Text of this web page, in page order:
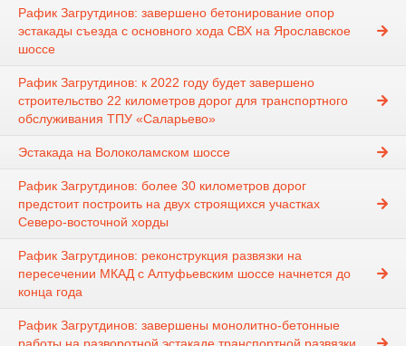
Рафик Загрутдинов: завершено бетонирование опор
эстакады съезда с основного хода СВХ на Ярославское
шоссе
Рафик Загрутдинов: к 2022 году будет завершено
строительство 22 километров дорог для транспортного
обслуживания ТПУ «Саларьево»
Эстакада на Волоколамском шоссе
Рафик Загрутдинов: более 30 километров дорог
предстоит построить на двух строящихся участках
Северо-восточной хорды
Рафик Загрутдинов: реконструкция развязки на
пересечении МКАД с Алтуфьевским шоссе начнется до
конца года
Рафик Загрутдинов: завершены монолитно-бетонные